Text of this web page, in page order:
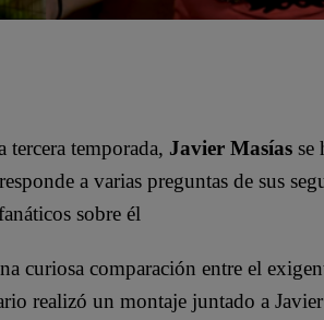
tercera temporada, Javier Masías se
a varias preguntas de sus
sobre él
curiosa comparación entre el
realizó un montaje juntado a